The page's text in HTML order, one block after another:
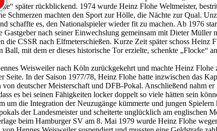
später rückblickend. 1974 wurde Heinz Flohe Weltmeister,
machten den Sport zur Hölle, die Nächte zur Qual.
schaffte es, den Nationalspieler wieder fit zu machen. Ab 1976
nach seiner Einwechslung gemeinsam mit Dieter
die CSSR nach Elfmeterschießen. Kurze Zeit später schoss
mit dem er dieses historische Tor erzielte, schenkte „Flocke“
Weisweiler nach Köln zurückgekehrt und machte Heinz
Seite. In der Saison 1977/78, Heinz Flohe hatte inzwischen das
deutscher Meisterschaft und DFB-Pokal. Anschließend nahm
es bei seinen Fähigkeiten locker doppelt so viele hätten sein
um die Integration der Neuzugänge kümmerte und jungen
der Landesmeister und scheiterte unglücklich am englischen
beim Hamburger SV am 8. Mai 1979 wurde Heinz Flohe